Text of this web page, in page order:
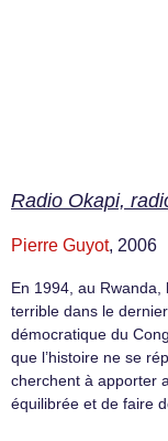
Radio Okapi,
Pierre Guyot, 2006
En 1994, au
terrible dans le
démocratique du
que l’histoire ne se
cherchent à apporter
équilibrée et de faire